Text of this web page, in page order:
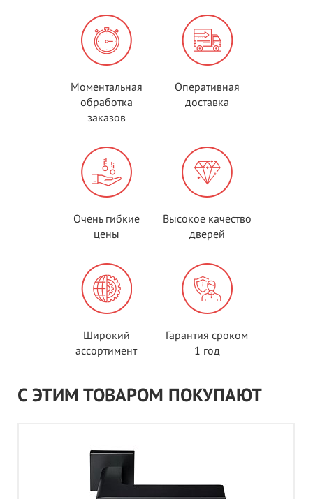
Моментальная
обработка
заказов
Оперативная
доставка
Очень гибкие
цены
Высокое качество
дверей
Широкий
ассортимент
Гарантия сроком
1 год
С ЭТИМ ТОВАРОМ ПОКУПАЮТ